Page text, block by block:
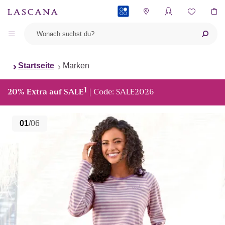
Startseite Marken
20% Extra auf SALE1 | Code: SALE2026
01/06